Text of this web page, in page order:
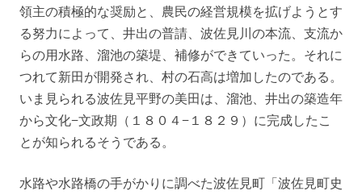
領主の積極的な奨励と、農民の経営規模を拡げようとす
る努力によって、井出の普請、波佐見川の本流、支流か
らの用水路、溜池の築堤、補修ができていった。それに
つれて新田が開発され、村の石高は増加したのである。
いま見られる波佐見平野の美田は、溜池、井出の築造年
から文化−文政期（１８０４−１８２９）に完成したこ
とが知られるそうである。
水路や水路橋の手がかりに調べた波佐見町「波佐見町史